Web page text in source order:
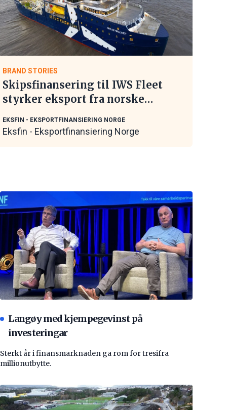
BRAND STORIES
Skipsfinansering til IWS Fleet
styrker eksport fra norske
EKSFIN - EKSPORTFINANSIERING NORGE
Eksfin - Eksportfinansiering Norge
Langøy med kjempegevinst på
investeringar
Sterkt år i finansmarknaden ga rom for tresifra
millionutbytte.